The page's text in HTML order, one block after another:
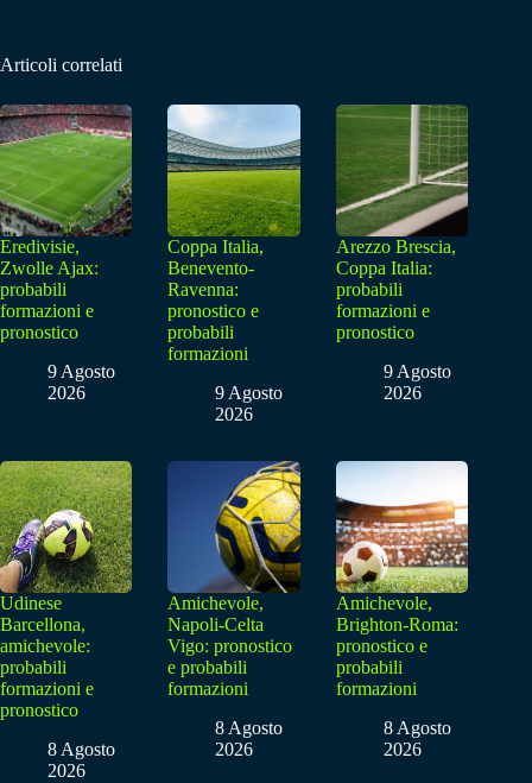
Articoli correlati
Eredivisie,
Zwolle Ajax:
probabili
formazioni e
pronostico
9 Agosto
2026
Coppa Italia,
Benevento-
Ravenna:
pronostico e
probabili
formazioni
9 Agosto
2026
Arezzo Brescia,
Coppa Italia:
probabili
formazioni e
pronostico
9 Agosto
2026
Udinese
Barcellona,
amichevole:
probabili
formazioni e
pronostico
8 Agosto
2026
Amichevole,
Napoli-Celta
Vigo: pronostico
e probabili
formazioni
8 Agosto
2026
Amichevole,
Brighton-Roma:
pronostico e
probabili
formazioni
8 Agosto
2026